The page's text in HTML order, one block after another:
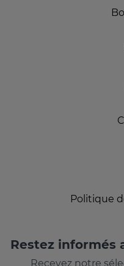
Politique
Restez informés
Recevez notre